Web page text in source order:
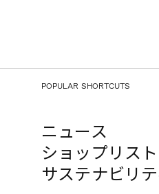
POPULAR SHORTCUTS
ニュース
ショップリスト
サステナビリテ